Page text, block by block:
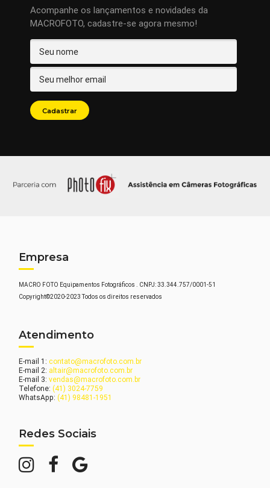
Acompanhe os lançamentos e novidades da
MACROFOTO, cadastre-se agora mesmo!
Empresa
MACRO FOTO Equipamentos Fotográficos . CNPJ: 33.344.757/0001-51
Copyright©2020-2023 Todos os direitos reservados
Atendimento
E-mail 1:contato@macrofoto.com.br
E-mail 2: altair@macrofoto.com.br
E-mail 3:vendas@macrofoto.com.br
Telefone:(41) 3024-7759
WhatsApp:(41) 98481-1951
Redes Sociais